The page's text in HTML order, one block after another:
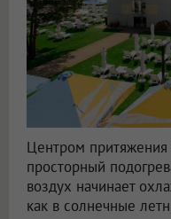
Центром притяжения
просторный
воздух начинает
как в солнечные